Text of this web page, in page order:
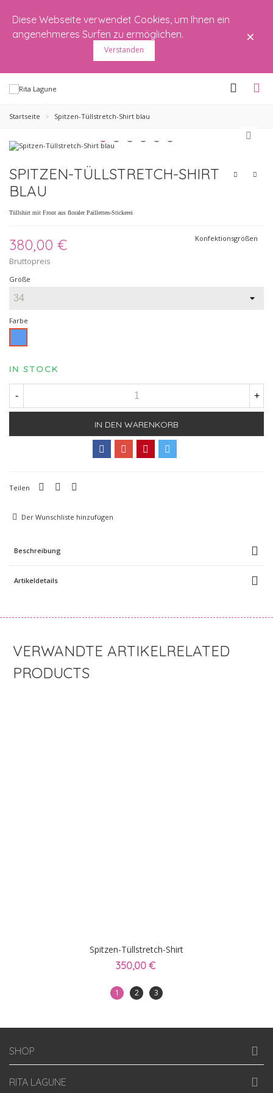
Diese Webseite verwendet Cookies, um Ihnen ein
angenehmeres Surfen zu ermöglichen.
Verstanden
×
Startseite > Spitzen-Tüllstretch-Shirt blau
SPITZEN-TÜLLSTRETCH-SHIRT
BLAU
Tüllshirt mit Front aus floraler Pailletten-Stickerei
380,00 €
Bruttopreis
Konfektionsgrößen
Größe
Farbe
IN STOCK
- +
IN DEN WARENKORB
Teilen
Der Wunschliste hinzufügen
Beschreibung
Artikeldetails
RELATED
PRODUCTS
Spitzen-Tüllstretch-Shirt
350,00 €
1 2 3
SHOP
RITA LAGUNE